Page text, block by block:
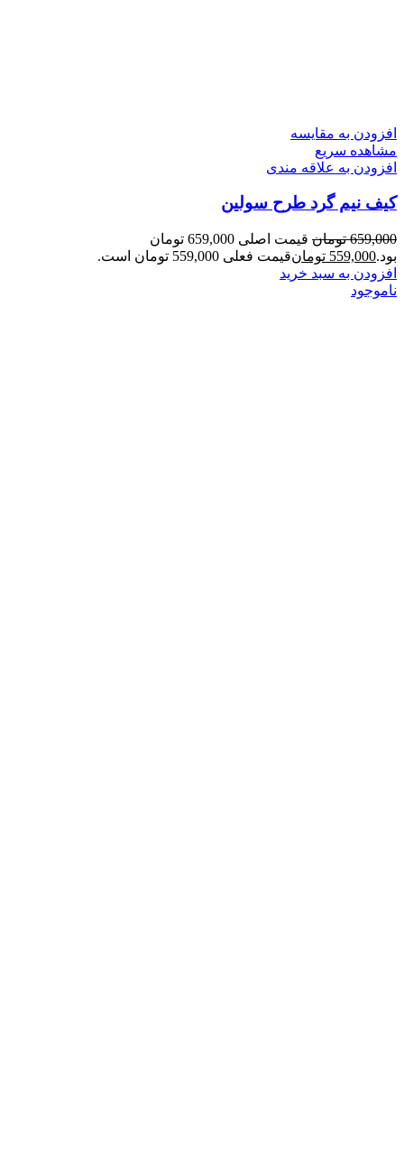
افزودن به مقایسه
مشاهده سریع
افزودن به علاقه مندی
کیف نیم گرد طرح سولین
659,000 تومان
قیمت اصلی 659,000 تومان
بود.559,000 تومانقیمت فعلی 559,000 تومان است.
افزودن به سبد خرید
ناموجود